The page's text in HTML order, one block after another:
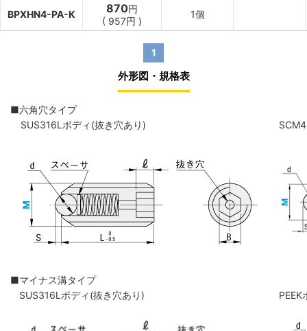
BPXHN4-PA-K 870円
( 957円 )
1個
1
外形図・規格表
■六角穴タイプ
SUS316Lボディ(抜き穴あり)
■マイナス溝タイプ
SUS316Lボディ(抜き穴あり)
PEEK